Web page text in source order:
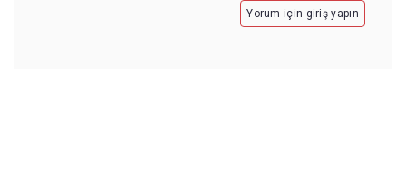
Yorum için giriş yapın